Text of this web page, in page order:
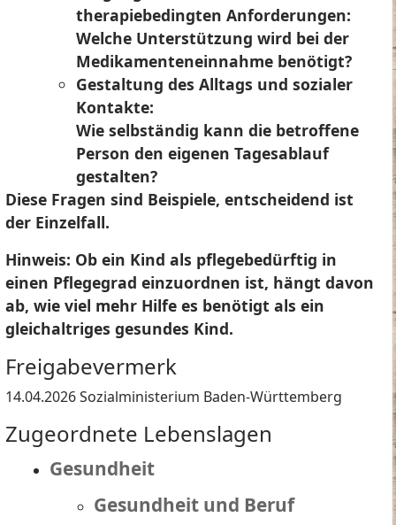
therapiebedingten Anforderungen:
Welche Unterstützung wird bei der
Medikamenteneinnahme benötigt?
Gestaltung des Alltags und sozialer
Kontakte:
Wie selbständig kann die betroffene
Person den eigenen Tagesablauf
gestalten?
Diese Fragen sind Beispiele, entscheidend ist
der Einzelfall.
Hinweis: Ob ein Kind als pflegebedürftig in
einen Pflegegrad einzuordnen ist, hängt davon
ab, wie viel mehr Hilfe es benötigt als ein
gleichaltriges gesundes Kind.
Freigabevermerk
14.04.2026Sozialministerium Baden-Württemberg
Zugeordnete Lebenslagen
Gesundheit
Gesundheit und Beruf